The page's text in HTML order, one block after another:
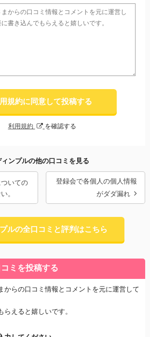
規約に同意して投稿する
利用規約 を確認する
ィンプルの他の口コミを見る
いての
。
登録会で各個人の個人情報
がダダ漏れ
ルの全口コミと評判はこちら
ミを投稿する
からの口コミ情報とコメントを元に運営して
えると嬉しいです。